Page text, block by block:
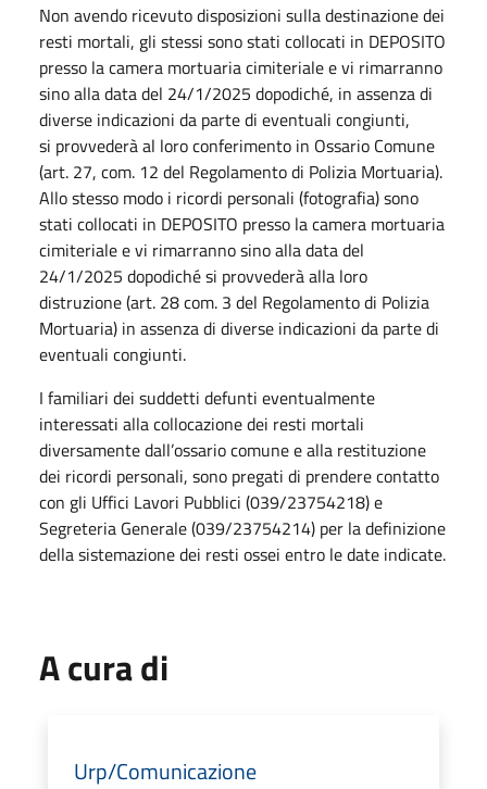
Non avendo ricevuto disposizioni sulla destinazione dei
resti mortali, gli stessi sono stati collocati in DEPOSITO
presso la camera mortuaria cimiteriale e vi rimarranno
sino alla data del 24/1/2025 dopodiché, in assenza di
diverse indicazioni da parte di eventuali congiunti,
si provvederà al loro conferimento in Ossario Comune
(art. 27, com. 12 del Regolamento di Polizia Mortuaria).
Allo stesso modo i ricordi personali (fotografia) sono
stati collocati in DEPOSITO presso la camera mortuaria
cimiteriale e vi rimarranno sino alla data del
24/1/2025 dopodiché si provvederà alla loro
distruzione (art. 28 com. 3 del Regolamento di Polizia
Mortuaria) in assenza di diverse indicazioni da parte di
eventuali congiunti.
I familiari dei suddetti defunti eventualmente
interessati alla collocazione dei resti mortali
diversamente dall’ossario comune e alla restituzione
dei ricordi personali, sono pregati di prendere contatto
con gli Uffici Lavori Pubblici (039/23754218) e
Segreteria Generale (039/23754214) per la definizione
della sistemazione dei resti ossei entro le date indicate.
A cura di
Urp/Comunicazione